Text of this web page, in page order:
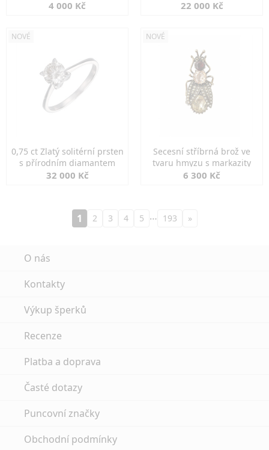
4 000 Kč
diamanty
22 000 Kč
NOVÉ
0,75 ct Zlatý solitérní prsten
s přírodním diamantem
32 000 Kč
NOVÉ
Secesní stříbrná brož ve
tvaru hmyzu s markazity
6 300 Kč
1 2 3 4 5 … 193 »
O nás
Kontakty
Výkup šperků
Recenze
Platba a doprava
Časté dotazy
Puncovní značky
Obchodní podmínky